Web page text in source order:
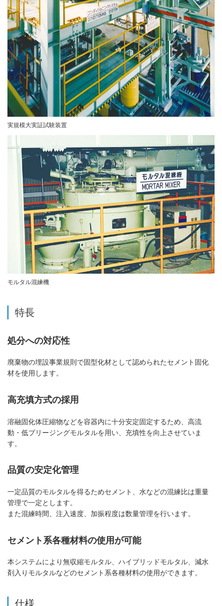
実規模大実証試験装置
モルタル混練機
特長
処分への対応性
廃棄物の埋設事業規則で固型化材として認められたセメント固化
材を使用します。
高充填方式の採用
溶融固化体圧縮物などを容器内に十分安定固定するため、高流
動・低ブリージングモルタルを用い、充填性を向上させていま
す。
品質の安定化管理
一定品質のモルタルを得るためセメント、水などの混練比は重量
管理で一定とします。
また混練時間、注入速度、加振程度は数量管理を行います。
セメント系各種材料の使用が可能
本システムにより無収縮モルタル、ハイブリッドモルタル、減水
剤入りモルタルなどのセメント系各種材料の使用ができます。
仕様